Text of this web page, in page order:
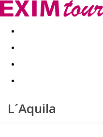
Akční nabídky Last minute
L´Aquila